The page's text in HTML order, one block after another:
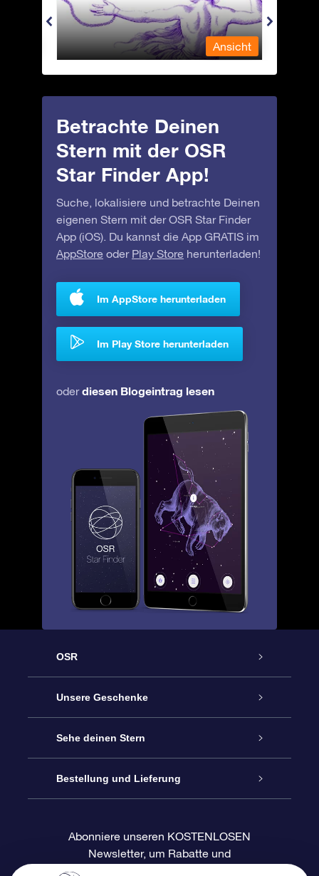
Ansicht
Betrachte Deinen
Stern mit der OSR
Star Finder App!
Suche, lokalisiere und betrachte Deinen
eigenen Stern mit der OSR Star Finder
App (iOS). Du kannst die App GRATIS im
AppStore oder Play Store herunterladen!
Im AppStore herunterladen
Im Play Store herunterladen
oderdiesen Blogeintrag lesen
OSR
Service
Kontakt
Blog
Bewertungen
Unsere Geschenke
Sterne schenken
OSR-Geschenkpaket
OSR-Geschenkgutschein
Sehe deinen Stern
Sternregister
Personalisierte Sternseite
Bestellung und Lieferung
Zahlungsinformationen
Abonniere unseren KOSTENLOSEN
Newsletter, um Rabatte und